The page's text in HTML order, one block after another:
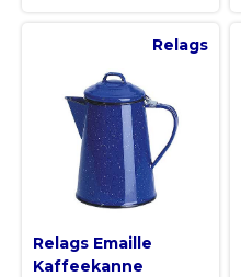
Relags
Relags Emaille
Kaffeekanne